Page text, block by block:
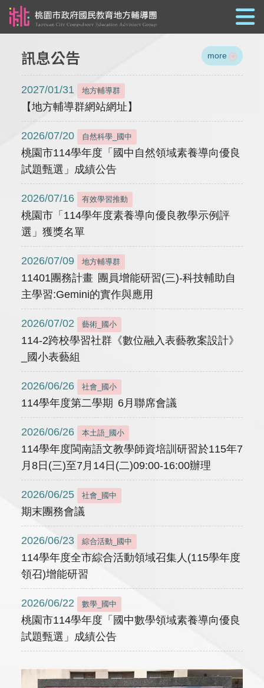
訊息公告 more
2027/01/31 地方輔導群
【地方輔導群網站網址】
2026/07/20 自然科學_國中
桃園市114學年度「國中自然領域素養導向優良
試題甄選」成績公告
2026/07/16 有效學習推動
桃園市「114學年度素養導向優良教學示例評
選」獲獎名單
2026/07/09 地方輔導群
11401團務計畫 團員增能研習(三)-科技輔助自
主學習:Gemini的實作與應用
2026/07/02 藝術_國小
114-2跨校學習社群《數位融入表藝教案設計》
_國小表藝組
2026/06/26 社會_國小
114學年度第二學期 6月聯席會議
2026/06/26 本土語_國小
114學年度閩南語文教學師資培訓研習於115年7
月8日(三)至7月14日(二)09:00-16:00辦理
2026/06/25 社會_國中
期末團務會議
2026/06/23 綜合活動_國中
114學年度全市綜合活動領域召集人(115學年度
領召)增能研習
2026/06/22 數學_國中
桃園市114學年度「國中數學領域素養導向優良
試題甄選」成績公告